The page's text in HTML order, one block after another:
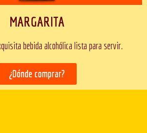
MARGARITA
bebida alcohólica lista para servir.
¿Dónde comprar?